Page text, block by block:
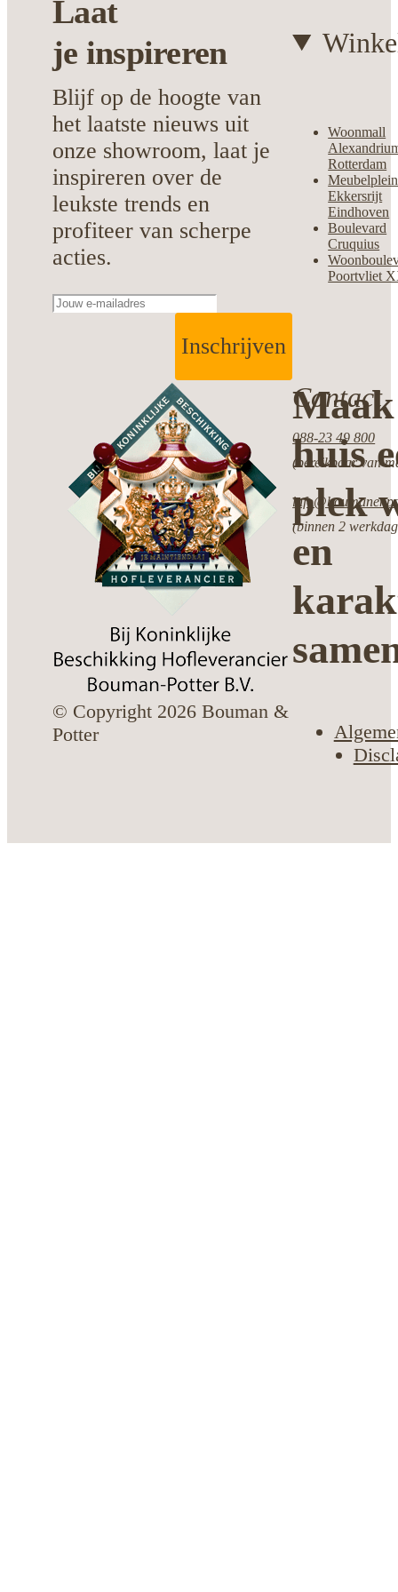
huis
plek
en
Laat
je inspireren
Blijf op de hoogte van
het laatste nieuws uit
onze showroom, laat je
inspireren over de
leukste trends en
profiteer van scherpe
acties.
Inschrijven
Contact
088-23 49 800
(bereikbaar van
(binnen 2
Woonmall
Rotterdam
Meubelplein
Ekkersrijt
Eindhoven
Boulevard
Cruquius
Poortvliet
© Copyright 2026 Bouman &
Potter